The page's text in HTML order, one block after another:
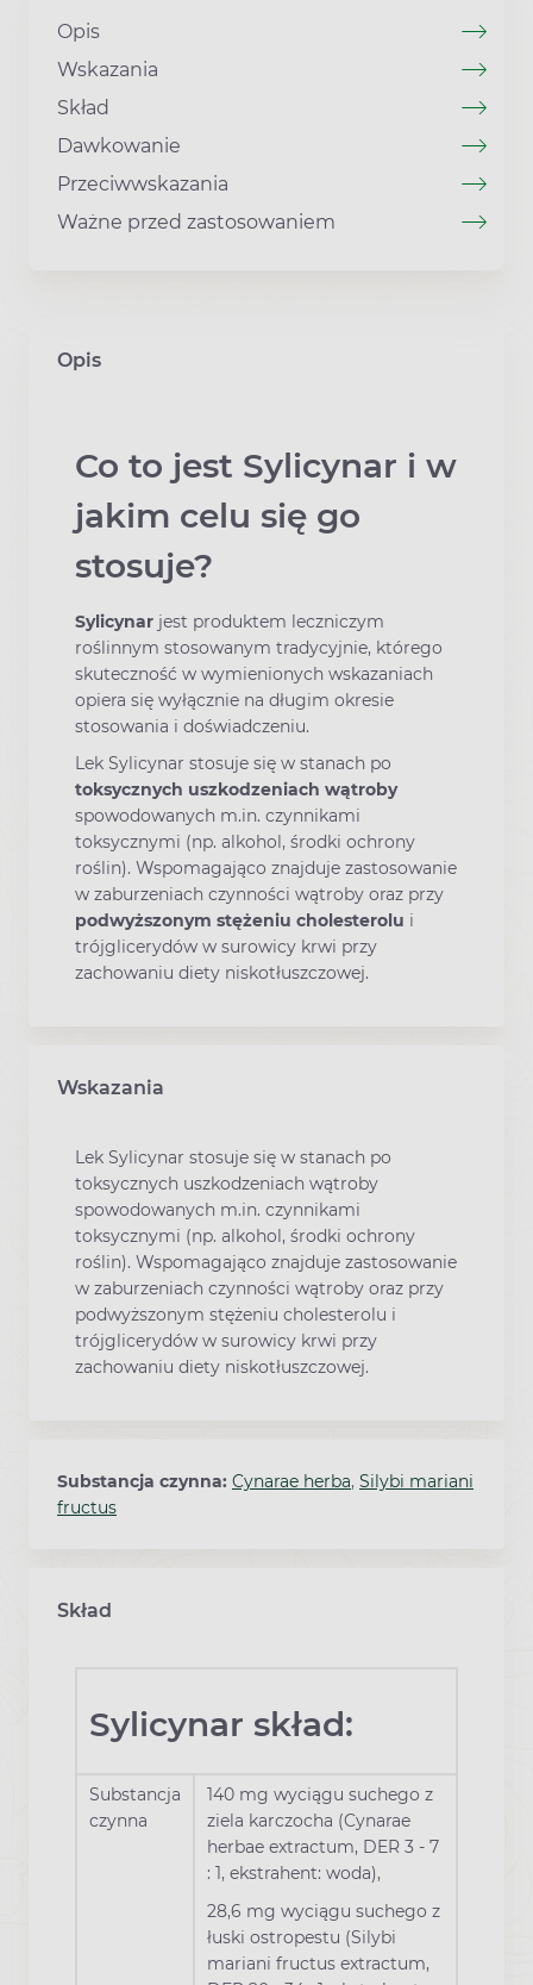
Opis
Wskazania
Skład
Dawkowanie
Przeciwwskazania
Ważne przed zastosowaniem
Opis
Co to jest Sylicynar i w
jakim celu się go
stosuje?
Sylicynar jest produktem leczniczym
roślinnym stosowanym tradycyjnie, którego
skuteczność w wymienionych wskazaniach
opiera się wyłącznie na długim okresie
stosowania i doświadczeniu.
Lek Sylicynar stosuje się w stanach po
toksycznych uszkodzeniach wątroby
spowodowanych m.in. czynnikami
toksycznymi (np. alkohol, środki ochrony
roślin). Wspomagająco znajduje zastosowanie
w zaburzeniach czynności wątroby oraz przy
podwyższonym stężeniu cholesterolu i
trójglicerydów w surowicy krwi przy
zachowaniu diety niskotłuszczowej.
Wskazania
Lek Sylicynar stosuje się w stanach po
toksycznych uszkodzeniach wątroby
spowodowanych m.in. czynnikami
toksycznymi (np. alkohol, środki ochrony
roślin). Wspomagająco znajduje zastosowanie
w zaburzeniach czynności wątroby oraz przy
podwyższonym stężeniu cholesterolu i
trójglicerydów w surowicy krwi przy
zachowaniu diety niskotłuszczowej.
Substancja czynna: Cynarae herba, Silybi mariani
fructus
Skład
Sylicynar skład:
Substancja
czynna
140 mg wyciągu suchego z
ziela karczocha (Cynarae
herbae extractum, DER 3 - 7
: 1, ekstrahent: woda),
28,6 mg wyciągu suchego z
łuski ostropestu (Silybi
mariani fructus extractum,